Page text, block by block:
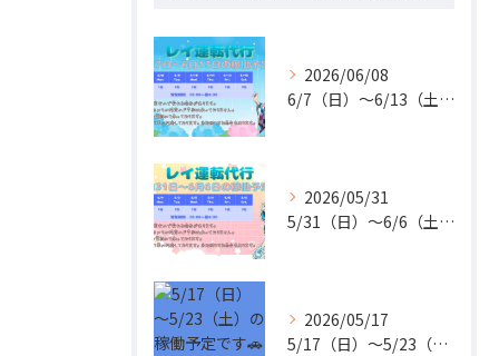
2026/06/08
6/7（日）〜6/13（土）の稼働予定です🚗✨
2026/05/31
5/31（日）〜6/6（土）の稼働予定です🚗✨
2026/05/17
5/17（日）〜5/23（土）の稼働予定です🚗💨